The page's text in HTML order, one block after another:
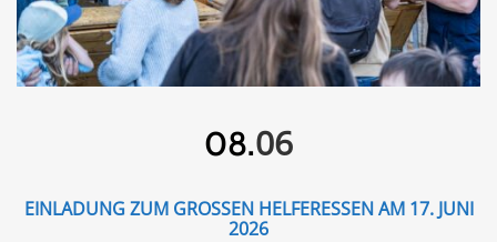
08.06
EINLADUNG ZUM GROSSEN HELFERESSEN AM 17. JUNI 2
026